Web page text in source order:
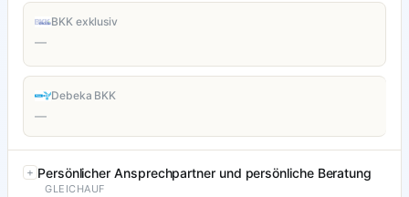
BKK exklusiv
—
Debeka BKK
—
Persönlicher Ansprechpartner und persönliche Beratung
GLEICHAUF